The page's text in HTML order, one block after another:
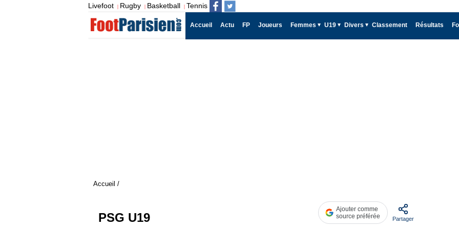
Livefoot | Rugby | Basketball | Tennis
Accueil Actu FP Joueurs Femmes U19 Divers Classement Résultats
Accueil /
PSG U19
Ajouter comme
source préférée
Partager